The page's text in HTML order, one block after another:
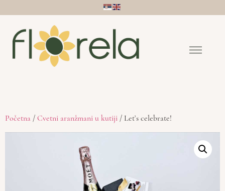
Početna / Cvetni aranžmani u kutiji / Let’s celebrate!